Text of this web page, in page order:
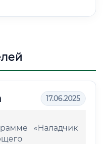
17.06.2025
«Наладчик